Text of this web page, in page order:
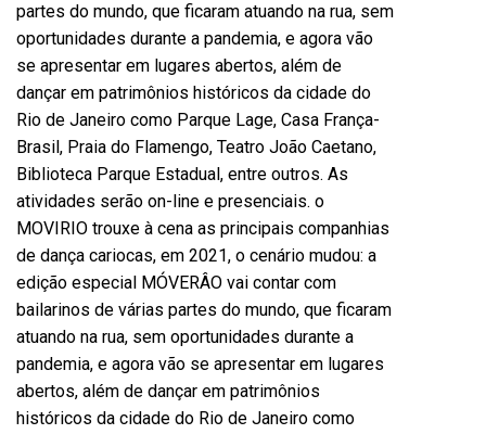
partes do mundo, que ficaram atuando na rua, sem
oportunidades durante a pandemia, e agora vão
se apresentar em lugares abertos, além de
dançar em patrimônios históricos da cidade do
Rio de Janeiro como Parque Lage, Casa França-
Brasil, Praia do Flamengo, Teatro João Caetano,
Biblioteca Parque Estadual, entre outros. As
atividades serão on-line e presenciais. o
MOVIRIO trouxe à cena as principais companhias
de dança cariocas, em 2021, o cenário mudou: a
edição especial MÓVERÂO vai contar com
bailarinos de várias partes do mundo, que ficaram
atuando na rua, sem oportunidades durante a
pandemia, e agora vão se apresentar em lugares
abertos, além de dançar em patrimônios
históricos da cidade do Rio de Janeiro como